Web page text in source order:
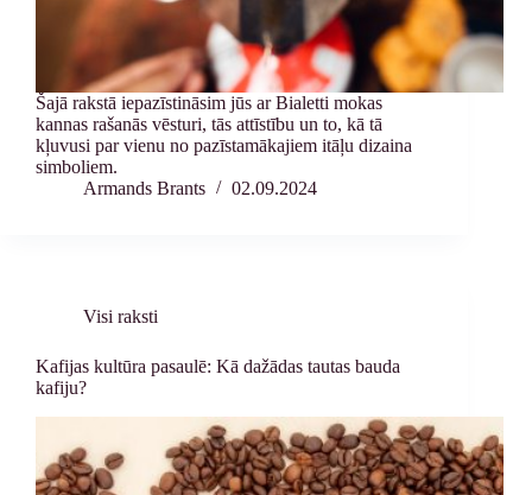
Šajā rakstā iepazīstināsim jūs ar Bialetti mokas
kannas rašanās vēsturi, tās attīstību un to, kā tā
kļuvusi par vienu no pazīstamākajiem itāļu dizaina
simboliem.
Armands Brants
02.09.2024
Visi raksti
Kafijas kultūra pasaulē: Kā dažādas tautas bauda
kafiju?